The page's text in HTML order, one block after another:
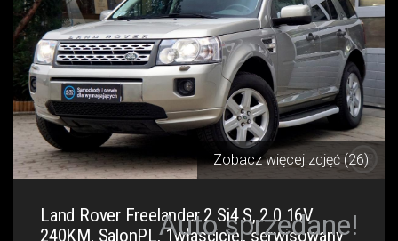
Zobacz więcej zdjęć (26)
Land Rover Freelander 2 Si4 S, 2.0 16V
240KM, SalonPL, 1własciciel, serwisowany
Auto sprzedane!